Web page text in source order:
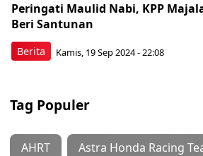
Berita
Peringati Maulid Nabi, KPP
Beri Santunan
Kamis, 19 Sep 2024 - 22:08
Tag Populer
AHRT Astra Honda Racing